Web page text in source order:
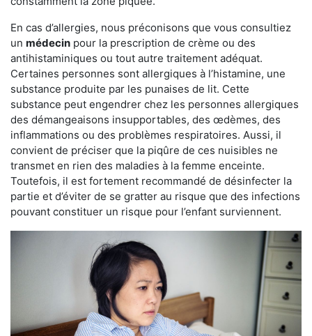
En cas d’allergies, nous préconisons que vous consultiez
un médecin pour la prescription de crème ou des
antihistaminiques ou tout autre traitement adéquat.
Certaines personnes sont allergiques à l’histamine, une
substance produite par les punaises de lit. Cette
substance peut engendrer chez les personnes allergiques
des démangeaisons insupportables, des œdèmes, des
inflammations ou des problèmes respiratoires. Aussi, il
convient de préciser que la piqûre de ces nuisibles ne
transmet en rien des maladies à la femme enceinte.
Toutefois, il est fortement recommandé de désinfecter la
partie et d’éviter de se gratter au risque que des infections
pouvant constituer un risque pour l’enfant surviennent.